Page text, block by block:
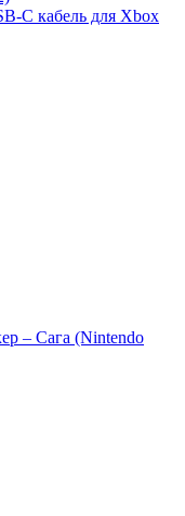
C кабель для Xbox
– Сага (Nintendo